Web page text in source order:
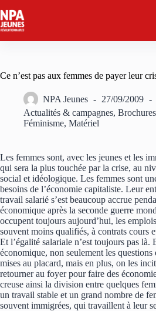
au
contenu
Ce n’est pas aux femmes de payer leur
NPA Jeunes
27/09/2009
Actualités & campagnes,
Féminisme, Matériel
Les femmes sont, avec les jeunes et les
qui sera la plus touchée par la crise, au
social et idéologique. Les femmes sont
besoins de l’économie capitaliste. Leur
travail salarié s’est beaucoup accrue
économique après la seconde guerre
occupent toujours aujourd’hui, les
souvent moins qualifiés, à contrats cours
Et l’égalité salariale n’est toujours pas là.
économique, non seulement les questions
mises au placard, mais en plus, on les
retourner au foyer pour faire des
creuse ainsi la division entre quelques
un travail stable et un grand nombre de
souvent immigrées, qui travaillent à leur